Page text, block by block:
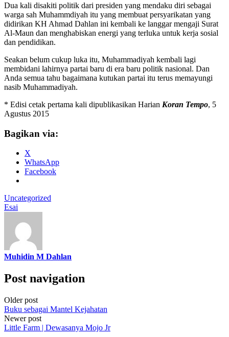
Dua kali disakiti politik dari presiden yang mendaku diri sebagai
warga sah Muhammdiyah itu yang membuat persyarikatan yang
didirikan KH Ahmad Dahlan ini kembali ke langgar mengaji Surat
Al-Maun dan menghabiskan energi yang terluka untuk kerja sosial
dan pendidikan.
Seakan belum cukup luka itu, Muhammadiyah kembali lagi
membidani lahirnya partai baru di era baru politik nasional. Dan
Anda semua tahu bagaimana kutukan partai itu terus memayungi
nasib Muhammadiyah.
* Edisi cetak pertama kali dipublikasikan Harian Koran Tempo, 5
Agustus 2015
Bagikan via:
X
WhatsApp
Facebook
Uncategorized
Esai
Muhidin M Dahlan
Post navigation
Older post
Buku sebagai Mantel Kejahatan
Newer post
Little Farm | Dewasanya Mojo Jr